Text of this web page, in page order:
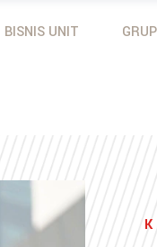
BISNIS UNIT